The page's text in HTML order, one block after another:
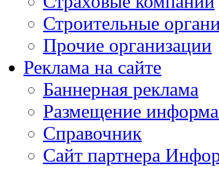
Строительные
Прочие организации
Реклама на сайте
Баннерная реклама
Размещение
Справочник
Сайт партнера